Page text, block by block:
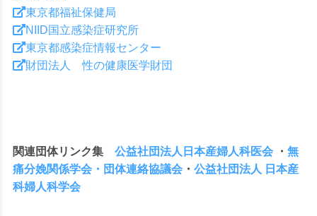
東京都福祉保健局
NIID国立感染症研究所
東京都感染症情報センター
財団法人 性の健康医学財団
関連団体リンク集 公益社団法人日本産婦人科医会 ・ 無
痛分娩関係学会・団体連絡協議会・ 公益社団法人 日本産
科婦人科学会